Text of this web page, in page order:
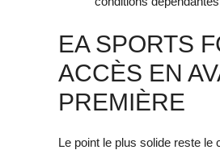
EA SPORTS
ACCÈS EN
PREMIÈRE
Le point le plus solide reste le